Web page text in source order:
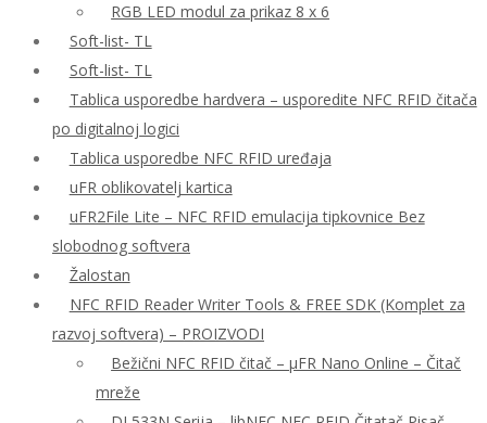
RGB LED modul za prikaz 8 x 6
Soft-list- TL
Soft-list- TL
Tablica usporedbe hardvera – usporedite NFC RFID čitača
po digitalnoj logici
Tablica usporedbe NFC RFID uređaja
uFR oblikovatelj kartica
uFR2File Lite – NFC RFID emulacija tipkovnice Bez
slobodnog softvera
Žalostan
NFC RFID Reader Writer Tools & FREE SDK (Komplet za
razvoj softvera) – PROIZVODI
Bežični NFC RFID čitač – μFR Nano Online – Čitač
mreže